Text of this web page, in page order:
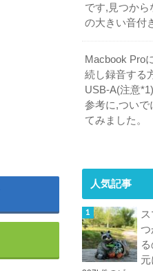
です,見つから
の大きい音付
Macbook Pro
続し録音する
USB-A(注意
参考に,ついで
てみました。
人気記事
つ